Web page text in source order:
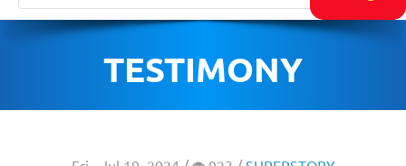
navigation
TESTIMONY